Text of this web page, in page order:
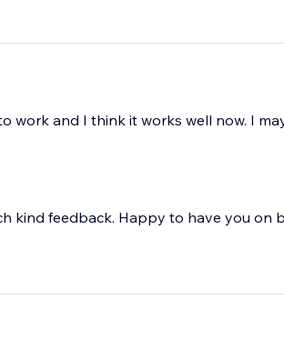
and I think it works well now. I
kind feedback. Happy to have you on